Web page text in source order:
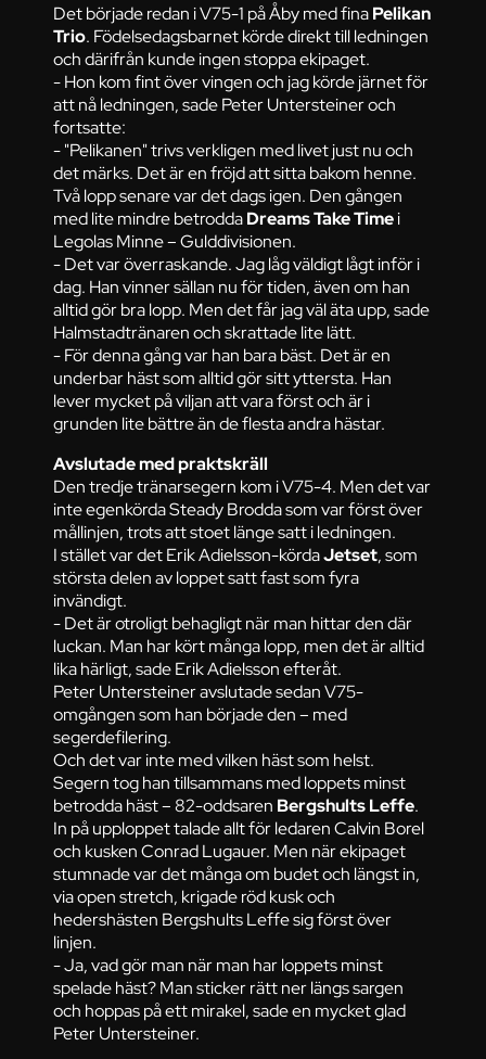
Det började redan i V75-1 på Åby med finaPelikan
Trio. Födelsedagsbarnet körde direkt till ledningen
och därifrån kunde ingen stoppa ekipaget.
- Hon kom fint över vingen och jag körde järnet för
att nå ledningen, sade Peter Untersteiner och
fortsatte:
- "Pelikanen" trivs verkligen med livet just nu och
det märks. Det är en fröjd att sitta bakom henne.
Två lopp senare var det dags igen. Den gången
med lite mindre betroddaDreams Take Timei
Legolas Minne – Gulddivisionen.
- Det var överraskande. Jag låg väldigt lågt inför i
dag. Han vinner sällan nu för tiden, även om han
alltid gör bra lopp. Men det får jag väl äta upp, sade
Halmstadtränaren och skrattade lite lätt.
- För denna gång var han bara bäst. Det är en
underbar häst som alltid gör sitt yttersta. Han
lever mycket på viljan att vara först och är i
grunden lite bättre än de flesta andra hästar.
Avslutade med praktskräll
Den tredje tränarsegern kom i V75-4. Men det var
inte egenkörda Steady Brodda som var först över
mållinjen, trots att stoet länge satt i ledningen.
I stället var det Erik Adielsson-kördaJetset, som
största delen av loppet satt fast som fyra
invändigt.
- Det är otroligt behagligt när man hittar den där
luckan. Man har kört många lopp, men det är alltid
lika härligt, sade Erik Adielsson efteråt.
Peter Untersteiner avslutade sedan V75-
omgången som han började den – med
segerdefilering.
Och det var inte med vilken häst som helst.
Segern tog han tillsammans med loppets minst
betrodda häst – 82-oddsaren Bergshults Leffe.
In på upploppet talade allt för ledaren Calvin Borel
och kusken Conrad Lugauer. Men när ekipaget
stumnade var det många om budet och längst in,
via open stretch, krigade röd kusk och
hedershästen Bergshults Leffe sig först över
linjen.
- Ja, vad gör man när man har loppets minst
spelade häst? Man sticker rätt ner längs sargen
och hoppas på ett mirakel, sade en mycket glad
Peter Untersteiner.